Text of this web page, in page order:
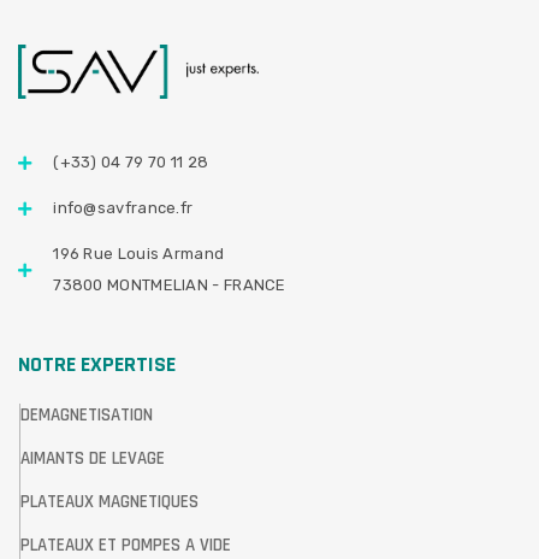
(+33) 04 79 70 11 28
info@savfrance.fr
196 Rue Louis Armand
73800 MONTMELIAN - FRANCE
NOTRE EXPERTISE
DEMAGNETISATION
AIMANTS DE LEVAGE
PLATEAUX MAGNETIQUES
PLATEAUX ET POMPES A VIDE